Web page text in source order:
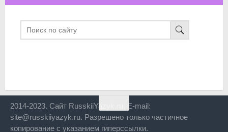
2014-2023. Сайт RusskiiYazyk.ru. E-mail:
site@russkiiyazyk.ru. Разрешено только частичное
копирование с указанием гиперссылки.